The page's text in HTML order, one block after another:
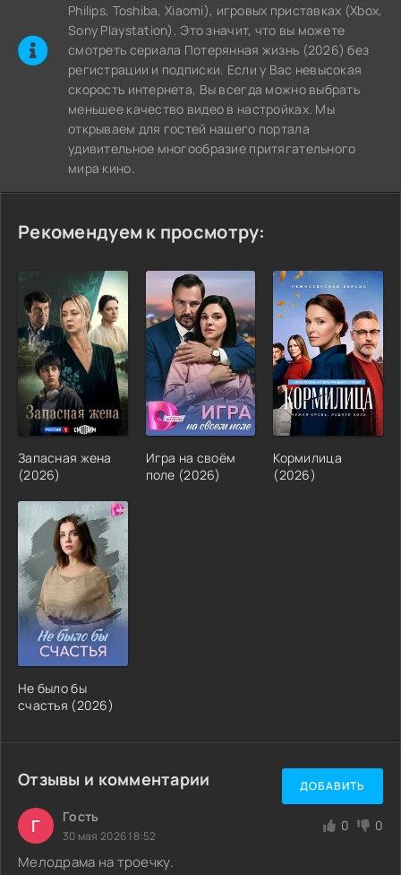
Philips, Toshiba, Xiaomi), игровых приставках (Xbox,
Sony Playstation). Это значит, что вы можете
cмотреть сериала Потерянная жизнь (2026) без
регистрации и подписки. Если у Вас невысокая
скорость интернета, Вы всегда можно выбрать
меньшее качество видео в настройках. Мы
открываем для гостей нашего портала
удивительное многообразие притягательного
мира кино.
Рекомендуем к просмотру:
Запасная жена
(2026)
Игра на своём
поле (2026)
Кормилица
(2026)
Не было бы
счастья (2026)
Отзывы и комментарии ДОБАВИТЬ
Г Гость
30 мая 2026 18:52
0 0
Мелодрама на троечку.